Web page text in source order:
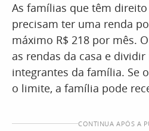
As famílias que têm
precisam ter uma renda
máximo R$ 218 por mês.
as rendas da casa e
integrantes da família. Se
o limite, a família pode
CONTINUA APÓS A